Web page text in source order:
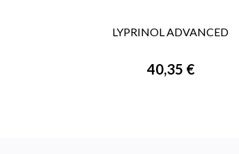
LYPRINOL ADVANCED
40,35 €